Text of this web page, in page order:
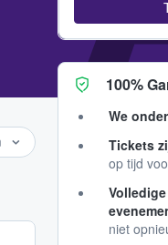
100%
We
Tickets
op tijd
niet